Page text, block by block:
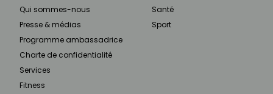
Qui sommes-nous
Presse & médias
Programme ambassadrice
Charte de confidentialité
Services
Fitness
Santé
Sport